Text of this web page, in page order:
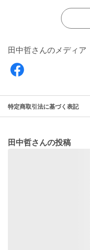
田中哲さんのメディア
特定商取引法に基づく表記
田中哲さんの投稿